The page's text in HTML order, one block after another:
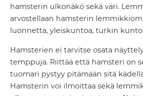
hamsterin ulkonäkö sekä väri.
arvostellaan hamsterin
luonnetta, yleiskuntoa, turkin
Hamsterien ei tarvitse osata
temppuja. Riittää että hamsteri on
tuomari pystyy pitämään sitä
Hamsterin voi ilmoittaa sekä